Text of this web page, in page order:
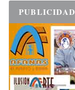
PUBLICIDAD